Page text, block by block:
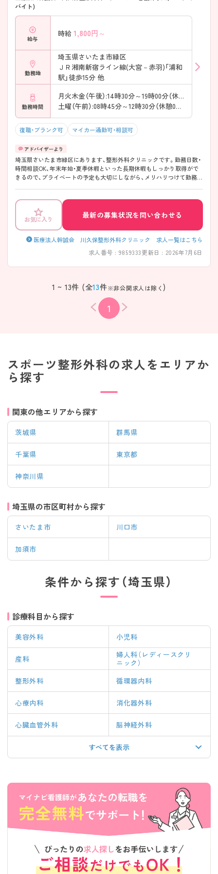
バイト)
給与
時給 1,800円～
勤務地
埼玉県さいたま市緑区
ＪＲ湘南新宿ライン線(大宮－赤羽)「浦和
駅」徒歩15分 他
勤務時間
月火木金（午後）:14時30分～19時00分（休憩0分）
土曜（午前）:08時45分～12時30分（休憩0分）
復職・ブランク可 マイカー通勤可・相談可
埼玉県さいたま市緑区にあります、整形外科クリニックです。勤務日数・
時間相談OK、年末年始・夏季休暇といった長期休暇もしっかり取得がで
きるので、プライベートの予定も大切にしながら、メリハリつけて勤務が
ットホームで働きやすい雰囲気です♪ ご興味おありの方は、是非お問い
合わせくださいませ！
お気に入り
最新の募集状況を問い合わせる
医療法人幹誠会 川久保整形外科クリニック 求人一覧はこちら
求人番号 : 9859333更新日 : 2026年7月6日
1 ~ 13件 (全13件※非公開求人は除く )
1
スポーツ整形外科の求人をエリアか
ら探す
関東の他エリアから探す
茨城県 群馬県
千葉県 東京都
神奈川県
埼玉県の市区町村から探す
さいたま市 川口市
加須市
条件から探す（埼玉県）
診療科目から探す
美容外科 小児科
産科
婦人科（レディースクリ
ニック）
整形外科
循環器内科
心療内科 消化器外科
心臓血管外科 脳神経外科
すべてを表示